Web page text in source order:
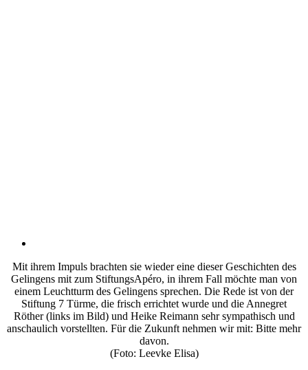
Mit ihrem Impuls brachten sie wieder eine dieser Geschichten des
Gelingens mit zum StiftungsApéro, in ihrem Fall möchte man von
einem Leuchtturm des Gelingens sprechen. Die Rede ist von der
Stiftung 7 Türme, die frisch errichtet wurde und die Annegret
Röther (links im Bild) und Heike Reimann sehr sympathisch und
anschaulich vorstellten. Für die Zukunft nehmen wir mit: Bitte mehr
davon.
(Foto: Leevke Elisa)